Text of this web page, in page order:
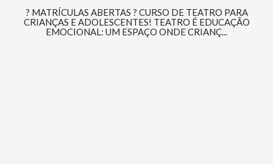
? MATRÍCULAS ABERTAS ? CURSO DE TEATRO PARA
CRIANÇAS E ADOLESCENTES! TEATRO É EDUCAÇÃO
EMOCIONAL: UM ESPAÇO ONDE CRIANÇ...